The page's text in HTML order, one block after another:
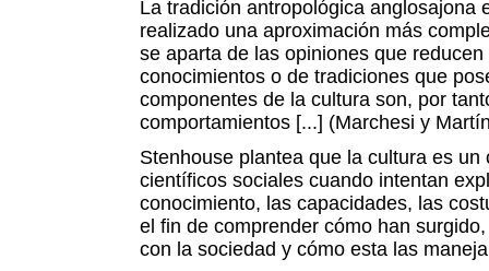
La tradición antropológica anglosajona
realizado una aproximación más
se aparta de las opiniones que
conocimientos o de tradiciones que
componentes de la cultura son, por
comportamientos [...] (Marchesi y
Stenhouse plantea que la cultura es
científicos sociales cuando intentan
conocimiento, las capacidades, las
el fin de comprender cómo han
con la sociedad y cómo esta las